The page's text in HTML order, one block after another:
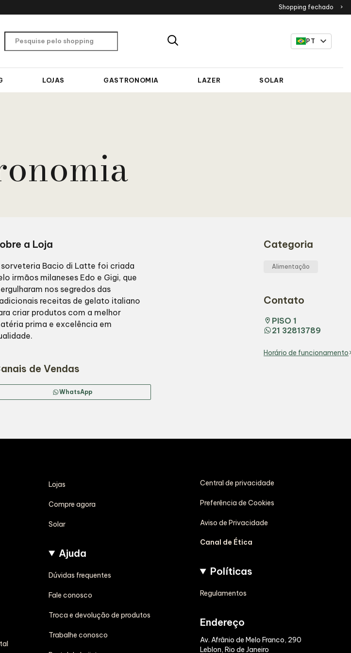
Shopping fechado
PT
LOJAS GASTRONOMIA LAZER SOLAR
a Loja
Bacio di Latte foi criada
irmãos milaneses Edo e Gigi, que
nos segredos das
receitas de gelato italiano
criar produtos com a melhor
prima e excelência em
de Vendas
WhatsApp
Categoria
Alimentação
Contato
PISO 1
21 32813789
Horário de funcionamento
Lojas
Compre agora
Solar
Ajuda
Dúvidas frequentes
Fale conosco
Troca e devolução de produtos
Trabalhe conosco
Central de privacidade
Preferência de Cookies
Aviso de Privacidade
Canal de Ética
Políticas
Regulamentos
Endereço
Av. Afrânio de Melo Franco, 290
Leblon, Rio de Janeiro